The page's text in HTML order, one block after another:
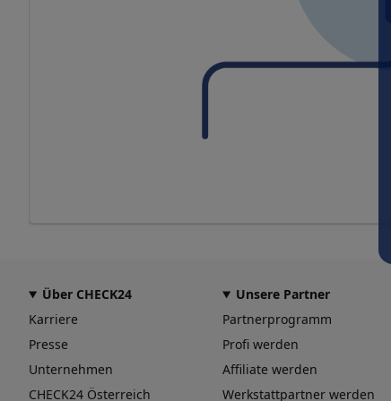
Über CHECK24
Karriere
Presse
Unternehmen
CHECK24 Österreich
Unsere Partner
Partnerprogramm
Profi werden
Affiliate werden
Werkstattpartner werden